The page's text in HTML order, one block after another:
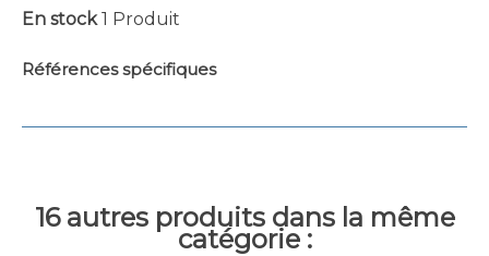
En stock 1 Produit
Références spécifiques
16 autres produits dans la même
catégorie :